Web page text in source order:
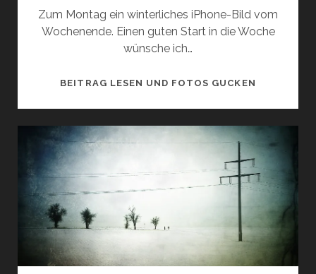
Zum Montag ein winterliches iPhone-Bild vom
Wochenende. Einen guten Start in die Woche
wünsche ich…
BEITRAG LESEN UND FOTOS GUCKEN